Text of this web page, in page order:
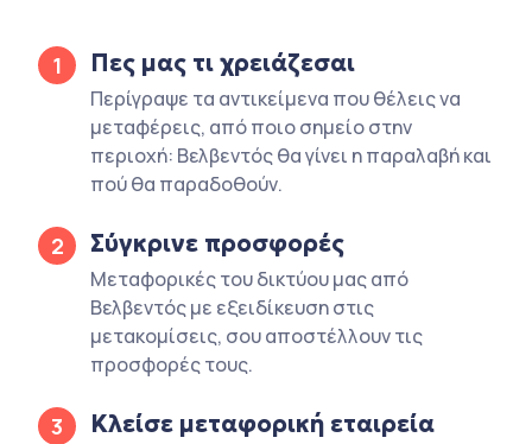
1 Πες μας τι χρειάζεσαι
Περίγραψε τα αντικείμενα που θέλεις να
μεταφέρεις, από ποιο σημείο στην
περιοχή: Βελβεντός θα γίνει η παραλαβή και
πού θα παραδοθούν.
2 Σύγκρινε προσφορές
Μεταφορικές του δικτύου μας από
Βελβεντός με εξειδίκευση στις
μετακομίσεις, σου αποστέλλουν τις
προσφορές τους.
3 Κλείσε μεταφορική εταιρεία